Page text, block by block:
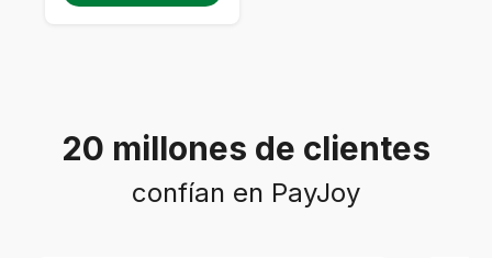
20 millones de clientes
confían en PayJoy